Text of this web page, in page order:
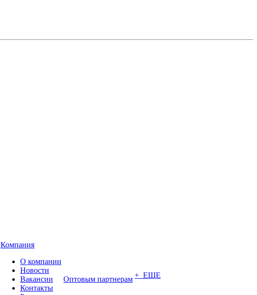
Компания
О компании
Новости
Вакансии
Контакты
Оптовым партнерам + ЕЩЕ